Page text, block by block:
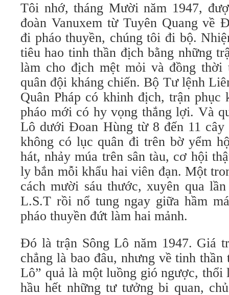
Tôi nhớ, tháng Mười năm 1947,
đoàn Vanuxem từ Tuyên Quang về
đi pháo thuyền, chúng tôi đi bộ.
tiêu hao tinh thần địch bằng những
làm cho địch mệt mỏi và đồng thời
quân đội kháng chiến. Bộ Tư lệnh
Quân Pháp có khinh địch, trận
pháo mới có hy vọng thắng lợi. Và
Lô dưới Đoan Hùng từ 8 đến 11 cây
không có lục quân đi trên bờ yểm
hát, nhảy múa trên sân tàu, cơ hội
ly bắn mỗi khẩu hai viên đạn. Một
cách mười sáu thước, xuyên qua
L.S.T rồi nổ tung ngay giữa hầm
pháo thuyền đứt làm hai mảnh.
Đó là trận Sông Lô năm 1947. Giá
chẳng là bao đâu, nhưng về tinh thần
Lô” quả là một luồng gió ngược, thổi
hầu hết những tư tưởng bi quan,